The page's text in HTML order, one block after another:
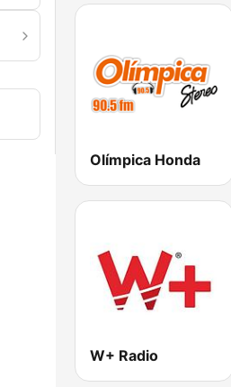
Olímpica Honda
W+ Radio